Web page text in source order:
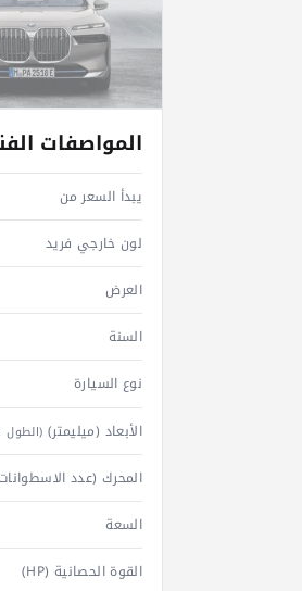
المواصفات
يبدأ السعر من
لون خارجي فريد
العرض
السنة
نوع السيارة
الأبعاد (ميليمتر) (الطول x العرض x الارتفاع)
المحرك (عدد
السعة
القوة الحصانية (HP)